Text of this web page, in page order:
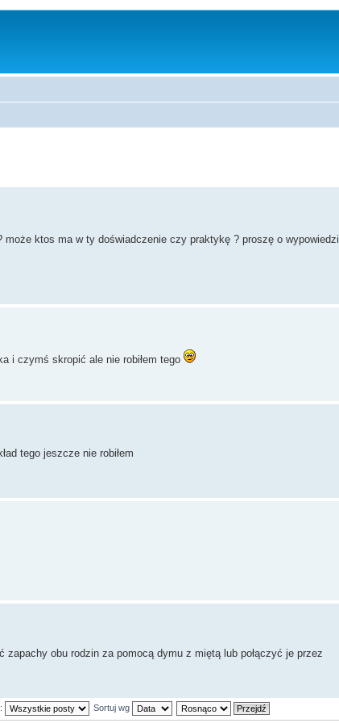
ktos ma w ty doświadczenie czy praktykę ? proszę o wypowiedzi
i czymś skropić ale nie robiłem tego
tego jeszcze nie robiłem
obu rodzin za pomocą dymu z miętą lub połączyć je przez
Sortuj wg